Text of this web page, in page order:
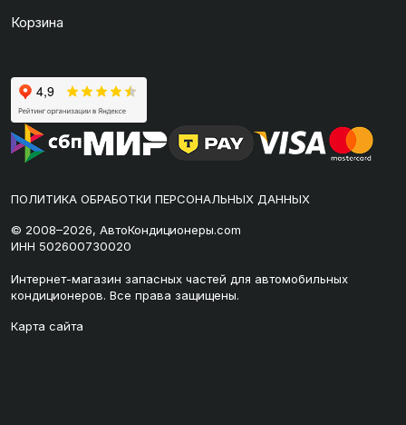
Корзина
ПОЛИТИКА ОБРАБОТКИ ПЕРСОНАЛЬНЫХ ДАННЫХ
© 2008–2026, АвтоКондиционеры.com
ИНН 502600730020
Интернет-магазин запасных частей для автомобильных
кондиционеров. Все права защищены.
Карта сайта